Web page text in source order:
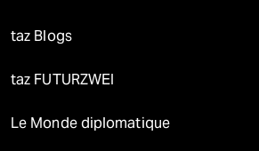
taz Blogs
taz FUTURZWEI
Le Monde diplomatique